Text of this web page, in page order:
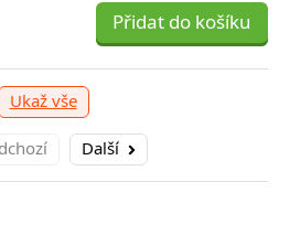
Přidat do košíku
Ukaž vše
Další